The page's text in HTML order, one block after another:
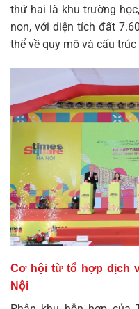
thứ hai là khu trường
non, với diện tích đất
thể về quy mô và cấu
Cơ hội từ tổ hợp dịch
Nội